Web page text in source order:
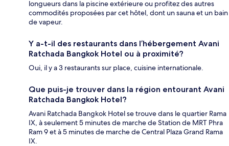
longueurs dans la piscine extérieure ou profitez des autres
commodités proposées par cet hôtel, dont un sauna et un bain
de vapeur.
Y a-t-il des restaurants dans l’hébergement Avani
Ratchada Bangkok Hotel ou à proximité?
Oui, il y a 3 restaurants sur place, cuisine internationale.
Que puis-je trouver dans la région entourant Avani
Ratchada Bangkok Hotel?
Avani Ratchada Bangkok Hotel se trouve dans le quartier Rama
IX, à seulement 5 minutes de marche de Station de MRT Phra
Ram 9 et à 5 minutes de marche de Central Plaza Grand Rama
IX.